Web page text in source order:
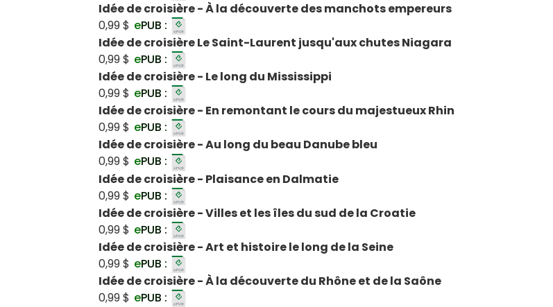
Idée de croisière - À la découverte des manchots empereurs
0,99 $ ePUB :
Idée de croisière Le Saint-Laurent jusqu'aux chutes Niagara
0,99 $ ePUB :
Idée de croisière - Le long du Mississippi
0,99 $ ePUB :
Idée de croisière - En remontant le cours du majestueux Rhin
0,99 $ ePUB :
Idée de croisière - Au long du beau Danube bleu
0,99 $ ePUB :
Idée de croisière - Plaisance en Dalmatie
0,99 $ ePUB :
Idée de croisière - Villes et les îles du sud de la Croatie
0,99 $ ePUB :
Idée de croisière - Art et histoire le long de la Seine
0,99 $ ePUB :
Idée de croisière - À la découverte du Rhône et de la Saône
0,99 $ ePUB :